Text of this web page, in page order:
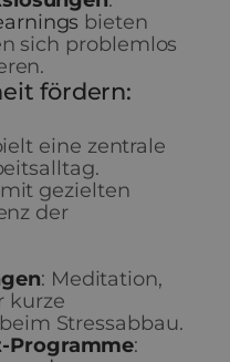
bieten
sich problemlos
fördern:
eine zentrale
gezielten
der
: Meditation,
kurze
Stressabbau.
Programme: